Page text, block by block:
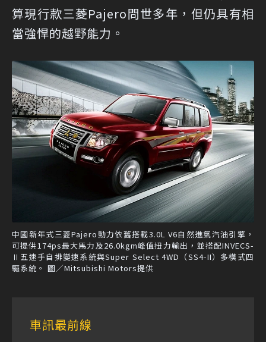
算現行款三菱Pajero問世多年，但仍具有相
當強悍的越野能力。
中國新年式三菱Pajero動力依舊搭載3.0L V6自然進氣汽油引擎，
可提供174ps最大馬力及26.0kgm峰值扭力輸出，並搭配INVECS-
Ⅱ五速手自排變速系統與Super Select 4WD（SS4-II）多模式四
驅系統。 圖／Mitsubishi Motors提供
車訊最前線